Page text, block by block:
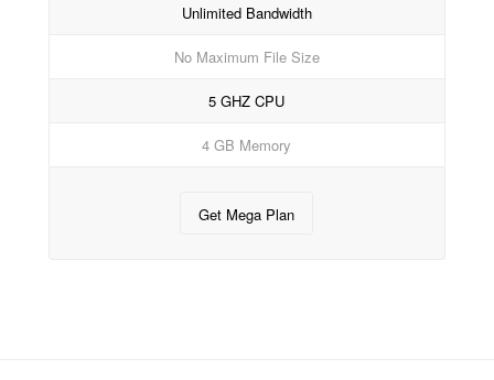
Unlimited Bandwidth
No Maximum File Size
5 GHZ CPU
4 GB Memory
Get Mega Plan